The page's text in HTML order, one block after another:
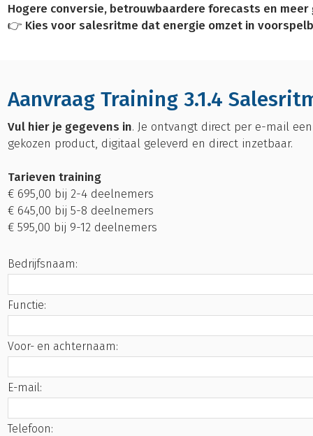
Hogere conversie, betrouwbaardere forecasts en
👉 Kies voor salesritme dat energie omzet in
Aanvraag Training 3.1.4
Vul hier je gegevens in. Je ontvangt direct per e-mail
gekozen product, digitaal geleverd en direct inzetbaar.
Tarieven training
€ 695,00 bij 2-4 deelnemers
€ 645,00 bij 5-8 deelnemers
€ 595,00 bij 9-12 deelnemers
Bedrijfsnaam:
Functie:
Voor- en achternaam:
E-mail:
Telefoon: